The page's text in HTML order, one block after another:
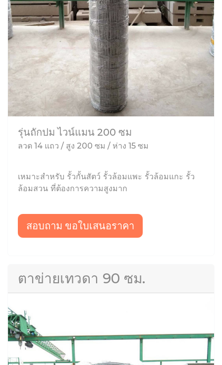
รุ่นถักปม ไวน์แมน 200 ซม
ลวด 14 แถว / สูง 200 ซม / ห่าง 15 ซม
เหมาะสำหรับ รั้วกั้นสัตว์ รั้วล้อมแพะ รั้วล้อมแกะ รั้ว
ล้อมสวน ที่ต้องการความสูงมาก
สอบถาม ขอใบเสนอราคา
ตาข่ายเทวดา 90 ซม.